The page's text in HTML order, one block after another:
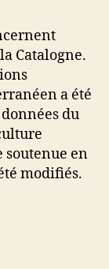
Catalogne.
a été
du
soutenue en
modifiés.